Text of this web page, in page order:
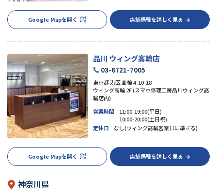
Google Mapを開く 店舗情報を詳しく見る
品川 ウィング高輪店
03-6721-7005
東京都 港区 高輪 4-10-18
ウィング高輪 2F (スマホ修理工房品川ウィング高
輪店内)
営業時間
11:00-19:00(平日)
10:00-20:00(土日祝)
定休日
なし(ウィング高輪営業日に準ずる)
Google Mapを開く 店舗情報を詳しく見る
神奈川県